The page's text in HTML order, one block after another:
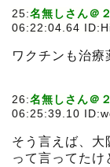
25:名無しさん＠
06:22:04.64
ワクチンも治療
26:名無しさん＠
06:25:39.10
そう言えば、大
って言ってたけ